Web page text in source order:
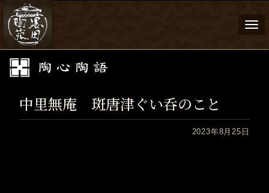
中里無庵 斑唐津ぐい呑のこと
2023年8月25日